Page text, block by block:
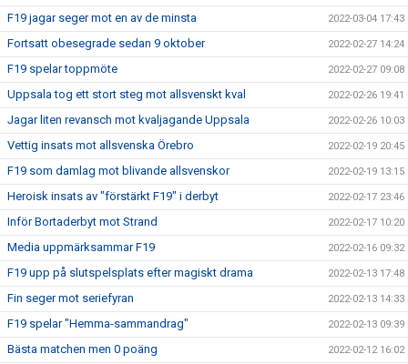
F19 jagar seger mot en av de minsta 2022-03-04 17:43
Fortsatt obesegrade sedan 9 oktober 2022-02-27 14:24
F19 spelar toppmöte 2022-02-27 09:08
Uppsala tog ett stort steg mot allsvenskt kval 2022-02-26 19:41
Jagar liten revansch mot kvaljagande Uppsala 2022-02-26 10:03
Vettig insats mot allsvenska Örebro 2022-02-19 20:45
F19 som damlag mot blivande allsvenskor 2022-02-19 13:15
Heroisk insats av "förstärkt F19" i derbyt 2022-02-17 23:46
Inför Bortaderbyt mot Strand 2022-02-17 10:20
Media uppmärksammar F19 2022-02-16 09:32
F19 upp på slutspelsplats efter magiskt drama 2022-02-13 17:48
Fin seger mot seriefyran 2022-02-13 14:33
F19 spelar "Hemma-sammandrag" 2022-02-13 09:39
Bästa matchen men 0 poäng 2022-02-12 16:02